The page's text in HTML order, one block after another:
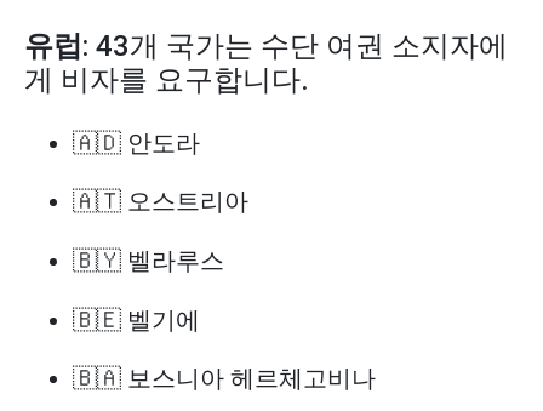
유럽 : 43개 국가는 수단 여권 소지자에
게 비자를 요구합니다.
🇦🇩 안도라
🇦🇹 오스트리아
🇧🇾 벨라루스
🇧🇪 벨기에
🇧🇦 보스니아 헤르체고비나